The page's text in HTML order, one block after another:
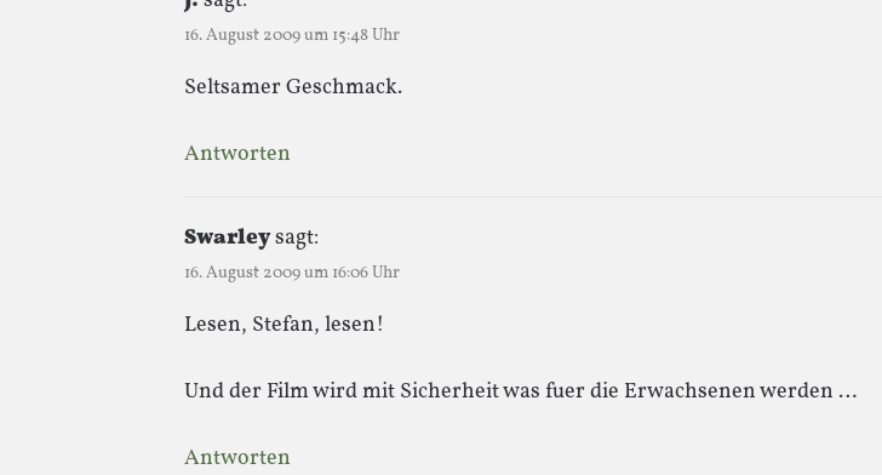
16. August 2009 um 15:48 Uhr
Seltsamer Geschmack.
Antworten
Swarleysagt:
16. August 2009 um 16:06 Uhr
Lesen, Stefan, lesen!
Und der Film wird mit Sicherheit was fuer die Erwachsenen werden …
Antworten